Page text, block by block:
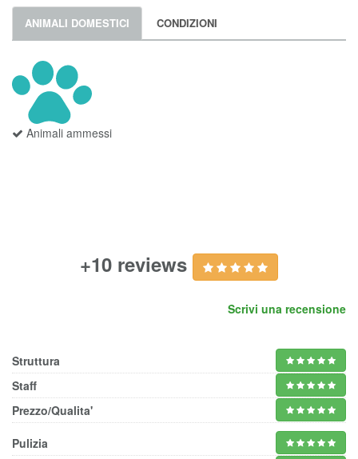
ANIMALI DOMESTICI CONDIZIONI
Animali ammessi
+10 reviews
Scrivi una recensione
Struttura
Staff
Prezzo/Qualita'
Pulizia